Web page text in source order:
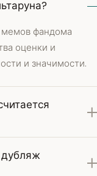
мемов фандома
оценки и
и значимости.
дубляж